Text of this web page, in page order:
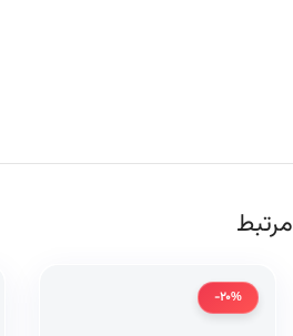
مرتبط
-20%